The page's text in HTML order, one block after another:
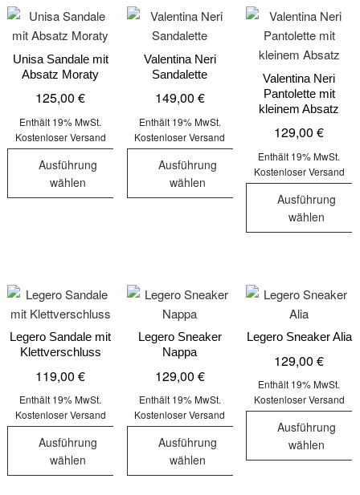
mehrere
Varianten
auf.
Die
Optionen
können
auf
Produktseite
gewählt
auf.
Die
können
der
Produktseite
gewählt
werden
auf.
Die
Optionen
können
auf
gewählt
werden
Unisa Sandale mit
Absatz Moraty
125,00€
Enthält 19% MwSt.
Kostenloser Versand
Ausführung
wählen
auf.
Die
Optionen
können
auf
der
Produktseite
gewählt
werden
Valentina Neri
Sandalette
149,00 €
Enthält 19% MwSt.
Kostenloser Versand
Ausführung
wählen
auf.
Die
Optionen
können
auf
der
Produktseite
gewählt
werden
Valentina Neri
Pantolette mit
kleinem Absatz
129,00€
Enthält 19% MwSt.
Kostenloser Versand
Ausführung
wählen
mehrere
Varianten
auf.
Die
können
auf
der
Legero Sandale mit
Klettverschluss
119,00€
Enthält 19% MwSt.
Kostenloser Versand
Ausführung
wählen
Legero Sneaker
Nappa
129,00 €
Enthält 19% MwSt.
Kostenloser Versand
Ausführung
wählen
Legero Sneaker Alia
129,00€
Enthält 19% MwSt.
Kostenloser Versand
Ausführung
wählen